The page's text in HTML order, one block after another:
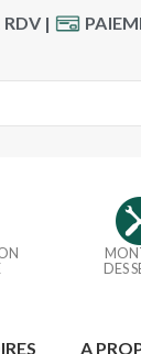
|
DES
A